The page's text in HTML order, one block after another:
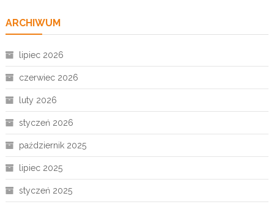
ARCHIWUM
lipiec 2026
czerwiec 2026
luty 2026
styczeń 2026
październik 2025
lipiec 2025
styczeń 2025